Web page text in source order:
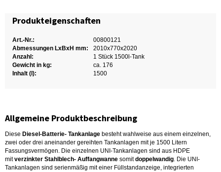
Produkteigenschaften
Art.-Nr.:
00800121
Abmessungen LxBxH mm:
2010x770x2020
Anzahl:
1 Stück 1500l-Tank
Gewicht in kg:
ca. 176
Inhalt (l):
1500
Allgemeine Produktbeschreibung
Diese Diesel-Batterie- Tankanlage besteht wahlweise aus einem einzelnen,
zwei oder drei aneinander gereihten Tankanlagen mit je 1500 Litern
Fassungsvermögen. Die einzelnen UNI-Tankanlagen sind aus HDPE
mitverzinkter Stahlblech- Auffangwanne somitdoppelwandig. Die UNI-
Tankanlagen sind serienmäßig mit einer Füllstandanzeige, integrierten